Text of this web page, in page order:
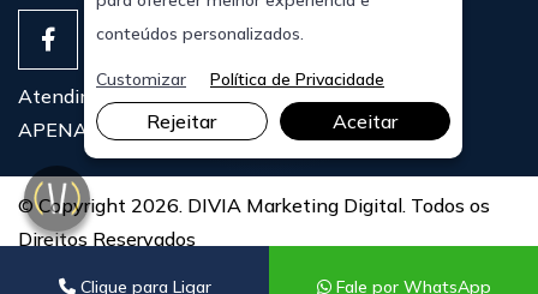
Atendimentos Presenciais
APENAS COM AGENDAMENTO PRÉVIO
© Copyright 2026. DIVIA Marketing Digital. Todos os
Direitos Reservados
Clique para Ligar Fale por WhatsApp
conteúdos personalizados.
Customizar Política de Privacidade
Rejeitar Aceitar